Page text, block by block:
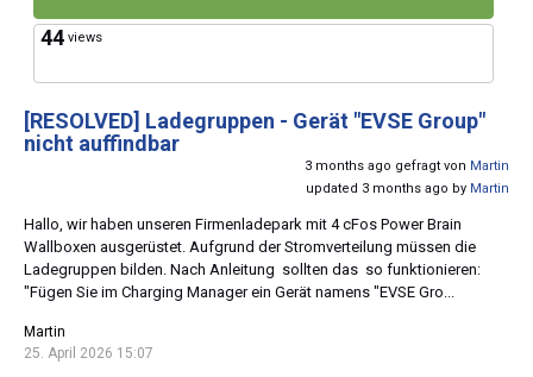
44 views
[RESOLVED] Ladegruppen - Gerät "EVSE Group"
nicht auffindbar
3 months ago gefragt von Martin
updated 3 months ago by Martin
Hallo, wir haben unseren Firmenladepark mit 4 cFos Power Brain
Wallboxen ausgerüstet. Aufgrund der Stromverteilung müssen die
Ladegruppen bilden. Nach Anleitung sollten das so funktionieren:
"Fügen Sie im Charging Manager ein Gerät namens "EVSE Gro...
Martin
25. April 2026 15:07